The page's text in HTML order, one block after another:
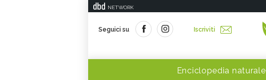
NETWORK
Seguici su Iscriviti
Enciclopedia naturale